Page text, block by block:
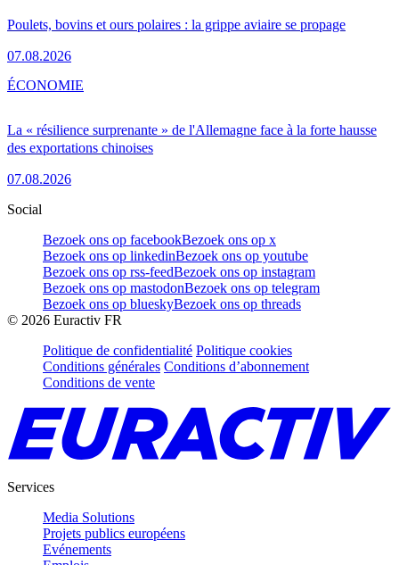
Poulets, bovins et ours polaires : la grippe aviaire se propage
07.08.2026
La « résilience surprenante » de l'Allemagne face à la forte hausse
des exportations chinoises
07.08.2026
ÉCONOMIE
Social
Bezoek ons op facebookBezoek ons op x
Bezoek ons op linkedinBezoek ons op youtube
Bezoek ons op rss-feedBezoek ons op instagram
Bezoek ons op mastodonBezoek ons op telegram
Bezoek ons op blueskyBezoek ons op threads
© 2026 Euractiv FR
Politique de confidentialité Politique cookies
Conditions générales Conditions d’abonnement
Conditions de vente
Services
Media Solutions
Projets publics européens
Evénements